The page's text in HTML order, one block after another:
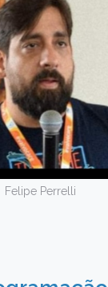
Felipe Perrelli